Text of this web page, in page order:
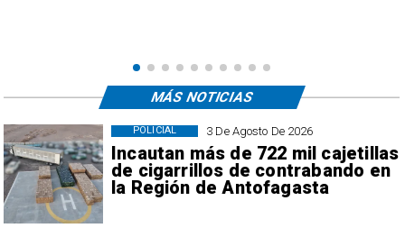
3 De Agosto De 2026
Incautan más de 722 mil cajetillas
de cigarrillos de contrabando en
la Región de Antofagasta
POLICIAL
MÁS NOTICIAS